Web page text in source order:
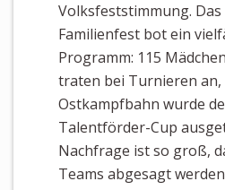
Volksfeststimmung. Das
Familienfest bot ein
Programm: 115
traten bei Turnieren
Ostkampfbahn wurde
Talentförder-Cup
Nachfrage ist so groß,
Teams abgesagt